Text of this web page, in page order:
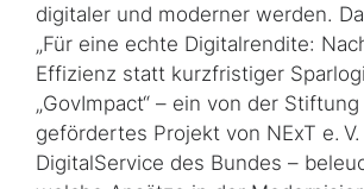
digitaler und moderner werden.
„Für eine echte Digitalrendite:
Effizienz statt kurzfristiger
„GovImpact“ – ein von der
gefördertes Projekt von NExT e.
DigitalService des Bundes –